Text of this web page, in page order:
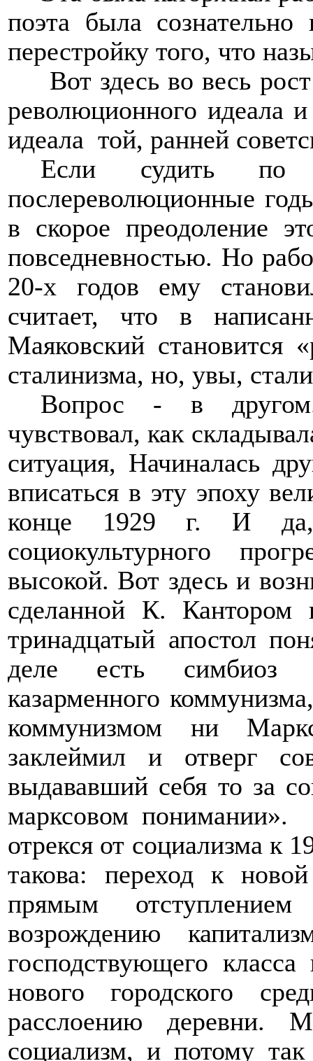
поэта была
перестройку того, что
Вот здесь во весь
революционного идеала
идеала той, ранней
Если судить
послереволюционные
в скорое преодоление
повседневностью. Но
20-х годов ему
считает, что в
Маяковский становится
сталинизма, но, увы,
Вопрос - в другом.
чувствовал, как
ситуация, Начиналась
вписаться в эту эпоху
конце 1929 г. И
социокультурного
высокой. Вот здесь и
сделанной К.
тринадцатый апостол
деле есть симбиоз
казарменного
коммунизмом ни
заклеймил и отверг
выдававший себя то за
марксовом понимании».
отрекся от социализма к
такова: переход к
прямым
возрождению
господствующего
нового городского
расслоению деревни.
социализм, и потому так